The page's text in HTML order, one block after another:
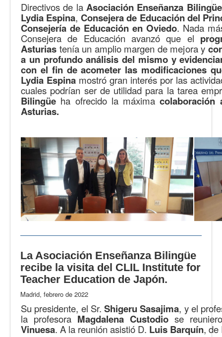
Directivos de laAsociación Enseñanza Bilingüe
Lydia Espina, Consejera de Educación del
Consejería de Educación en Oviedo. Nada
Consejera de Educación avanzó que el
Asturias tenía un amplio margen de mejora y
a un profundo análisis del mismo y
con el fin de acometer las modificaciones
Lydia Espina mostró gran interés por las
cuales podrían ser de utilidad para la tarea
Bilingüe ha ofrecido la máximacolaboración
Asturias.
La Asociación Enseñanza Bilingüe
recibe la visita del CLIL Institute for
Teacher Education de Japón.
Madrid, febrero de 2022
Su presidente, el Sr. Shigeru Sasajima, y el
la profesora Magdalena Custodiose
Vinuesa. A la reunión asistió D. Luis Barquín, de